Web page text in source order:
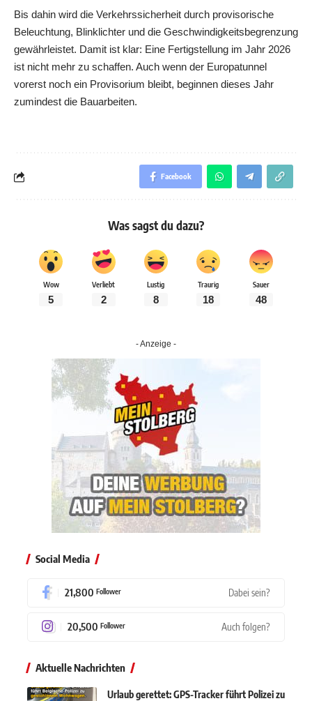
Bis dahin wird die Verkehrssicherheit durch provisorische
Beleuchtung, Blinklichter und die Geschwindigkeitsbegrenzung
gewährleistet. Damit ist klar: Eine Fertigstellung im Jahr 2026
ist nicht mehr zu schaffen. Auch wenn der Europatunnel
vorerst noch ein Provisorium bleibt, beginnen dieses Jahr
zumindest die Bauarbeiten.
Facebook
Was sagst du dazu?
Wow
5
Verliebt
2
Lustig
8
Traurig
18
Sauer
48
- Anzeige -
Social Media
21,800 Follower Dabei sein?
20,500 Follower Auch folgen?
Aktuelle Nachrichten
Urlaub gerettet: GPS-Tracker führt Polizei zu